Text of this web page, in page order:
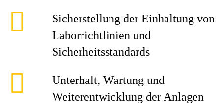
Sicherstellung der Einhaltung von
Laborrichtlinien und
Sicherheitsstandards
Unterhalt, Wartung und
Weiterentwicklung der Anlagen